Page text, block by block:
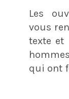
Les
vous
texte et
qui ont